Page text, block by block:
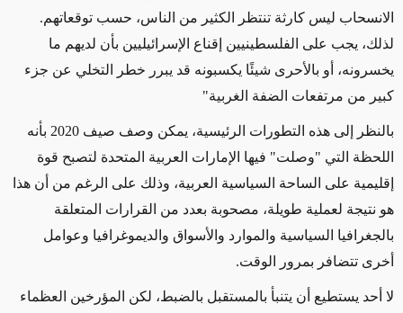
الانسحاب ليس كارثة تنتظر الكثير من الناس، حسب توقعاتهم.
لذلك، يجب على الفلسطينيين إقناع الإسرائيليين بأن لديهم ما
يخسرونه، أو بالأحرى شيئًا يكسبونه قد يبرر خطر التخلي عن جزء
كبير من مرتفعات الضفة الغربية"
بالنظر إلى هذه التطورات الرئيسية، يمكن وصف صيف 2020 بأنه
اللحظة التي "وصلت" فيها الإمارات العربية المتحدة لتصبح قوة
إقليمية على الساحة السياسية العربية، وذلك على الرغم من أن هذا
هو نتيجة لعملية طويلة، مصحوبة بعدد من القرارات المتعلقة
بالجغرافيا السياسية والموارد والأسواق والديموغرافيا وعوامل
أخرى تتضافر بمرور الوقت.
لا أحد يستطيع أن يتنبأ بالمستقبل بالضبط، لكن المؤرخين العظماء